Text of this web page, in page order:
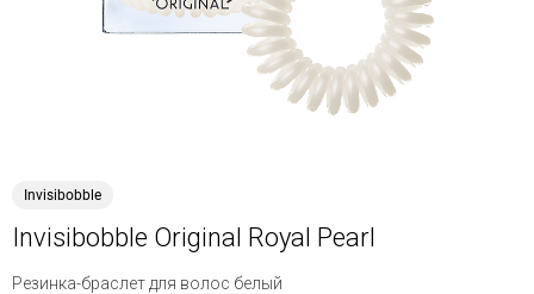
Invisibobble
Invisibobble Original Royal Pearl
Резинка-браслет для волос белый